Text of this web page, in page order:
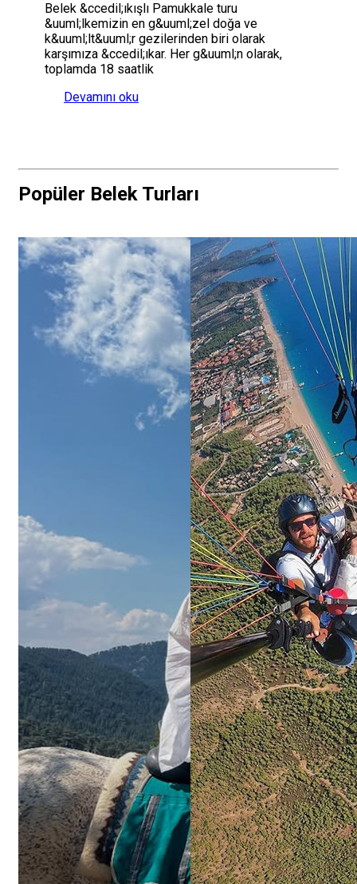
Belek &ccedil;ıkışlı Pamukkale turu
&uuml;lkemizin en g&uuml;zel doğa ve
k&uuml;lt&uuml;r gezilerinden biri olarak
karşımıza &ccedil;ıkar. Her g&uuml;n olarak,
toplamda 18 saatlik
Devamını oku
Popüler Belek Turları